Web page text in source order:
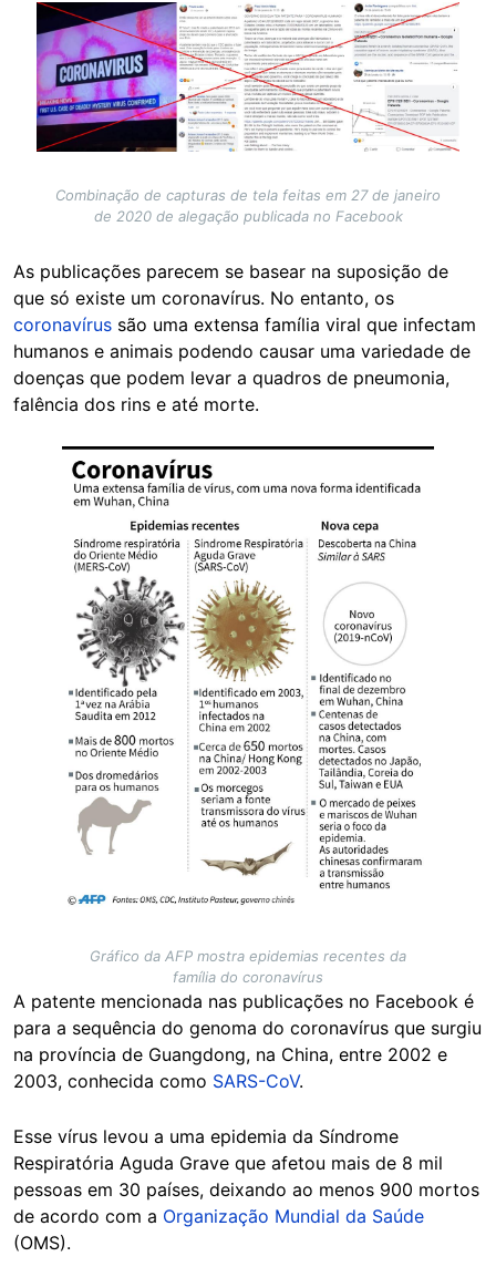
Image
Combinação de capturas de tela feitas em 27 de janeiro
de 2020 de alegação publicada no Facebook
As publicações parecem se basear na suposição de
que só existe um coronavírus. No entanto, os
coronavírus são uma extensa família viral que infectam
humanos e animais podendo causar uma variedade de
doenças que podem levar a quadros de pneumonia,
falência dos rins e até morte.
Image
Gráfico da AFP mostra epidemias recentes da
família do coronavírus
A patente mencionada nas publicações no Facebook é
para a sequência do genoma do coronavírus que surgiu
na província de Guangdong, na China, entre 2002 e
2003, conhecida como SARS-CoV.
Esse vírus levou a uma epidemia da Síndrome
Respiratória Aguda Grave que afetou mais de 8 mil
pessoas em 30 países, deixando ao menos 900 mortos
de acordo com a Organização Mundial da Saúde
(OMS).